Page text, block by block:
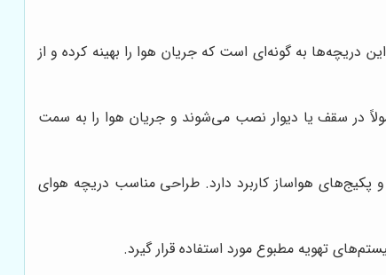
به گونه‌ای است که جریان هوا را بهینه کرده و از
در سقف یا دیوار نصب می‌شوند و جریان هوا را به سمت
پکیج‌های هواساز کاربرد دارد. طراحی مناسب دریچه هوای
تهویه مطبوع مورد استفاده قرار گیرد.